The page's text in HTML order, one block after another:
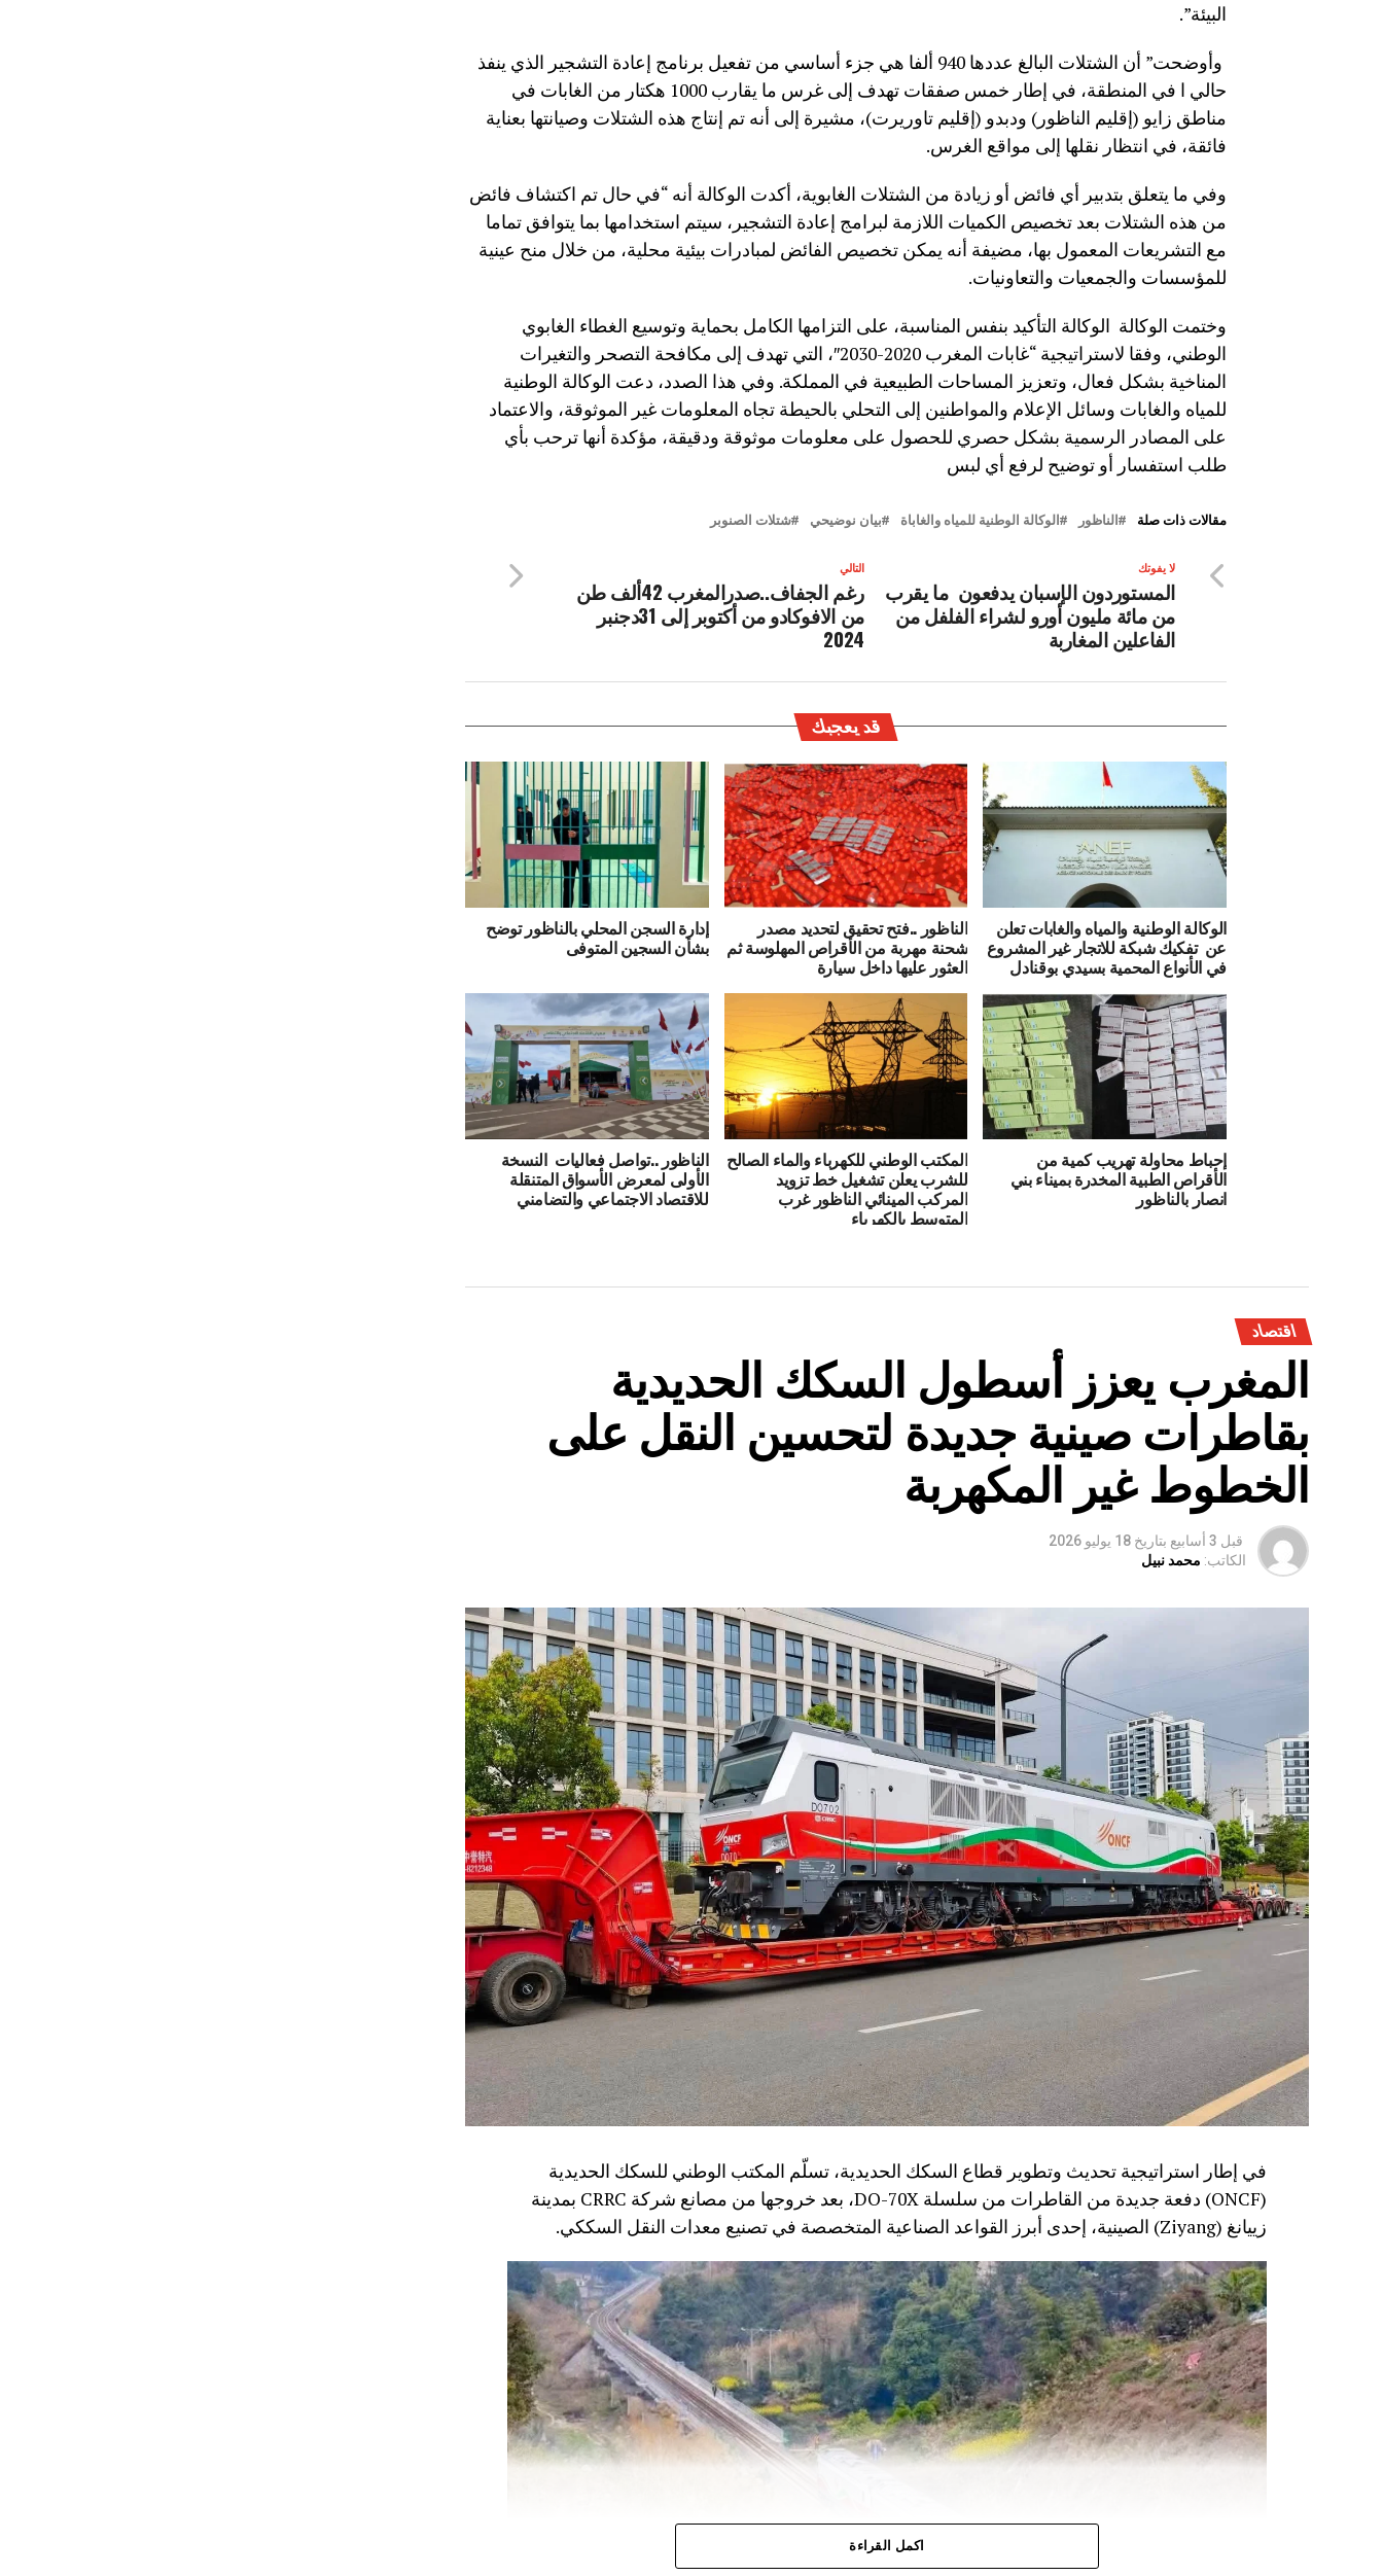
البيئة”.
وأوضحت” أن الشتلات البالغ عددها 940 ألفا هي جزء أساسي من تفعيل برنامج إعادة التشجير الذي ينفذ
حالي ا في المنطقة، في إطار خمس صفقات تهدف إلى غرس ما يقارب 1000 هكتار من الغابات في
مناطق زايو (إقليم الناظور) ودبدو (إقليم تاوريرت)، مشيرة إلى أنه تم إنتاج هذه الشتلات وصيانتها بعناية
فائقة، في انتظار نقلها إلى مواقع الغرس.
وفي ما يتعلق بتدبير أي فائض أو زيادة من الشتلات الغابوية، أكدت الوكالة أنه “في حال تم اكتشاف فائض
من هذه الشتلات بعد تخصيص الكميات اللازمة لبرامج إعادة التشجير، سيتم استخدامها بما يتوافق تماما
مع التشريعات المعمول بها، مضيفة أنه يمكن تخصيص الفائض لمبادرات بيئية محلية، من خلال منح عينية
للمؤسسات والجمعيات والتعاونيات.
وختمت الوكالة الوكالة التأكيد بنفس المناسبة، على التزامها الكامل بحماية وتوسيع الغطاء الغابوي
الوطني، وفقا لاستراتيجية “غابات المغرب 2020-2030″، التي تهدف إلى مكافحة التصحر والتغيرات
المناخية بشكل فعال، وتعزيز المساحات الطبيعية في المملكة. وفي هذا الصدد، دعت الوكالة الوطنية
للمياه والغابات وسائل الإعلام والمواطنين إلى التحلي بالحيطة تجاه المعلومات غير الموثوقة، والاعتماد
على المصادر الرسمية بشكل حصري للحصول على معلومات موثوقة ودقيقة، مؤكدة أنها ترحب بأي
طلب استفسار أو توضيح لرفع أي لبس
مقالات ذات صلة الناظور الوكالة الوطنية للمياه والغاباة بيان نوضيحي شتلات الصنوبر
التالي
رغم الجفاف..صدرالمغرب 42ألف طن
من الافوكادو من أكتوبر إلى 31دجنبر
2024
لا يفوتك
المستوردون الإسبان يدفعون ما يقرب
من مائة مليون أورو لشراء الفلفل من
الفاعلين المغاربة
قد يعجبك
الوكالة الوطنية والمياه والغابات تعلن
عن تفكيك شبكة للاتجار غير المشروع
في الأنواع المحمية بسيدي بوقنادل
الناظور ..فتح تحقيق لتحديد مصدر
شحنة مهربة من الأقراص المهلوسة ثم
العثور عليها داخل سيارة
إدارة السجن المحلي بالناظور توضح
بشأن السجين المتوفى
إحباط محاولة تهريب كمية من
الأقراص الطبية المخدرة بميناء بني
انصار بالناظور
المكتب الوطني للكهرباء والماء الصالح
للشرب يعلن تشغيل خط تزويد
المركب المينائي الناظور غرب
المتوسط بالكهرباء
الناظور ..تواصل فعاليات النسخة
الأولى لمعرض الأسواق المتنقلة
للاقتصاد الاجتماعي والتضامني
اقتصاد
المغرب يعزز أسطول السكك الحديدية
بقاطرات صينية جديدة لتحسين النقل على
الخطوط غير المكهربة
قبل 3 أسابيع بتاريخ 18 يوليو 2026
الكاتب: محمد نبيل
في إطار استراتيجية تحديث وتطوير قطاع السكك الحديدية، تسلّم المكتب الوطني للسكك الحديدية
(ONCF) دفعة جديدة من القاطرات من سلسلة DO-70X، بعد خروجها من مصانع شركة CRRC بمدينة
زييانغ (Ziyang) الصينية، إحدى أبرز القواعد الصناعية المتخصصة في تصنيع معدات النقل السككي.
اكمل القراءة